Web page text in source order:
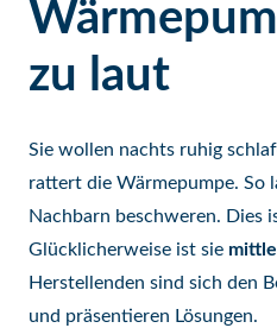
zu laut
Sie wollen nachts ruhig
rattert die Wärmepumpe. So
Nachbarn beschweren. Dies
Glücklicherweise ist sie
Herstellenden sind sich den
und präsentieren Lösungen.